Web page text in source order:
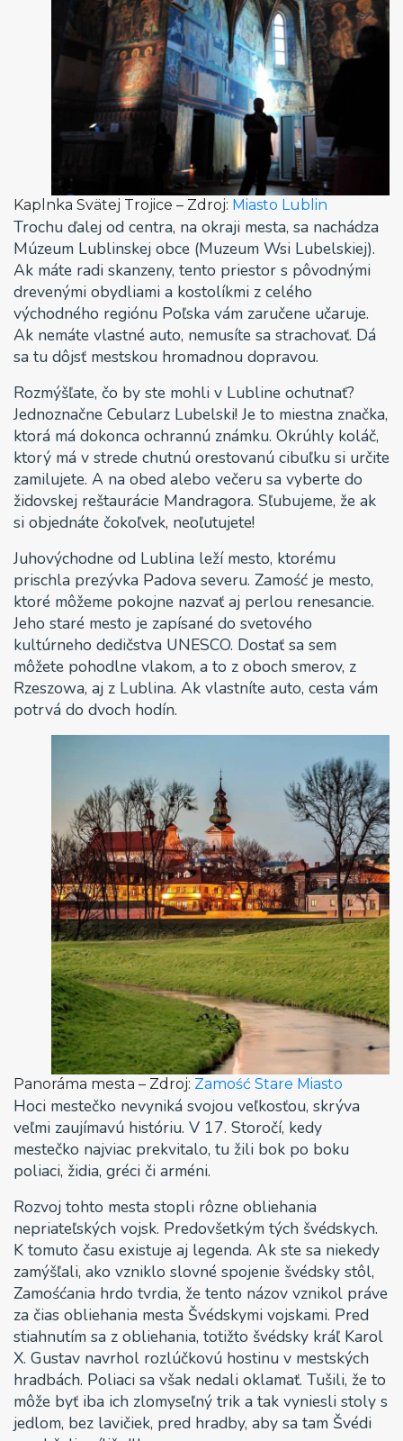
Kaplnka Svätej Trojice – Zdroj: Miasto Lublin
Trochu ďalej od centra, na okraji mesta, sa nachádza
Múzeum Lublinskej obce (Muzeum Wsi Lubelskiej).
Ak máte radi skanzeny, tento priestor s pôvodnými
drevenými obydliami a kostolíkmi z celého
východného regiónu Poľska vám zaručene učaruje.
Ak nemáte vlastné auto, nemusíte sa strachovať. Dá
sa tu dôjsť mestskou hromadnou dopravou.
Rozmýšľate, čo by ste mohli v Lubline ochutnať?
Jednoznačne Cebularz Lubelski! Je to miestna značka,
ktorá má dokonca ochrannú známku. Okrúhly koláč,
ktorý má v strede chutnú orestovanú cibuľku si určite
zamilujete. A na obed alebo večeru sa vyberte do
židovskej reštaurácie Mandragora. Sľubujeme, že ak
si objednáte čokoľvek, neoľutujete!
Juhovýchodne od Lublina leží mesto, ktorému
prischla prezývka Padova severu. Zamość je mesto,
ktoré môžeme pokojne nazvať aj perlou renesancie.
Jeho staré mesto je zapísané do svetového
kultúrneho dedičstva UNESCO. Dostať sa sem
môžete pohodlne vlakom, a to z oboch smerov, z
Rzeszowa, aj z Lublina. Ak vlastníte auto, cesta vám
potrvá do dvoch hodín.
Panoráma mesta – Zdroj: Zamość Stare Miasto
Hoci mestečko nevyniká svojou veľkosťou, skrýva
veľmi zaujímavú históriu. V 17. Storočí, kedy
mestečko najviac prekvitalo, tu žili bok po boku
poliaci, židia, gréci či arméni.
Rozvoj tohto mesta stopli rôzne obliehania
nepriateľských vojsk. Predovšetkým tých švédskych.
K tomuto času existuje aj legenda. Ak ste sa niekedy
zamýšľali, ako vzniklo slovné spojenie švédsky stôl,
Zamośćania hrdo tvrdia, že tento názov vznikol práve
za čias obliehania mesta Švédskymi vojskami. Pred
stiahnutím sa z obliehania, totižto švédsky kráľ Karol
X. Gustav navrhol rozlúčkovú hostinu v mestských
hradbách. Poliaci sa však nedali oklamať. Tušili, že to
môže byť iba ich zlomyseľný trik a tak vyniesli stoly s
jedlom, bez lavičiek, pred hradby, aby sa tam Švédi